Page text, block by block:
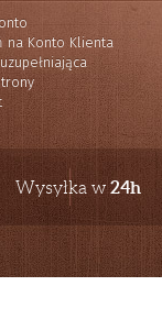
na Konto Klienta
Wysyłka w 24h